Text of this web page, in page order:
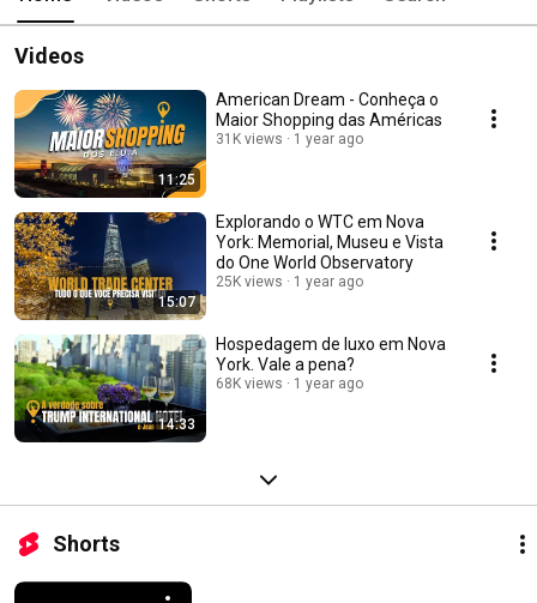
Videos
11:25
American Dream - Conheça o
Maior Shopping das Américas
31K views 1 year ago
15:07
Explorando o WTC em Nova
York: Memorial, Museu e Vista
do One World Observatory
25K views 1 year ago
14:33
Hospedagem de luxo em Nova
York. Vale a pena?
68K views 1 year ago
Shorts